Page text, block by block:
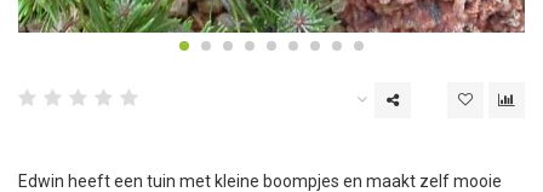
Edwin heeft een tuin met kleine boompjes en maakt zelf mooie